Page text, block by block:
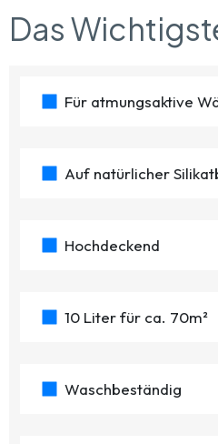
Das
Für atmungsaktive
Auf natürlicher
Hochdeckend
10 Liter für ca. 70m²
Waschbeständig